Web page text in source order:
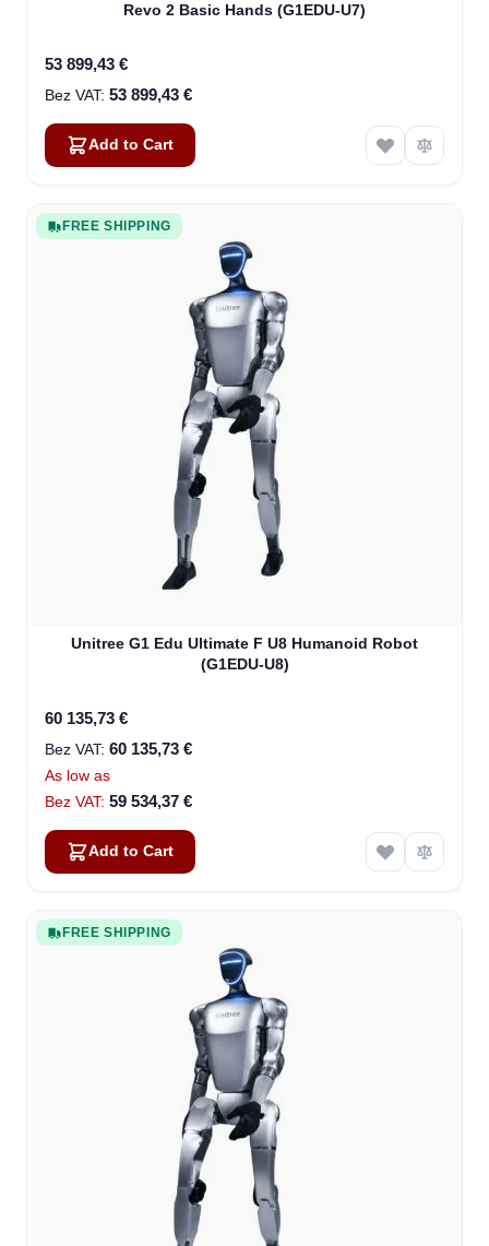
Revo 2 Basic Hands (G1EDU-U7)
53 899,43 €
53 899,43 €
Add to Cart
FREE SHIPPING
Unitree G1 Edu Ultimate F U8 Humanoid Robot
(G1EDU-U8)
60 135,73 €
60 135,73 €
As low as
59 534,37 €
Add to Cart
FREE SHIPPING